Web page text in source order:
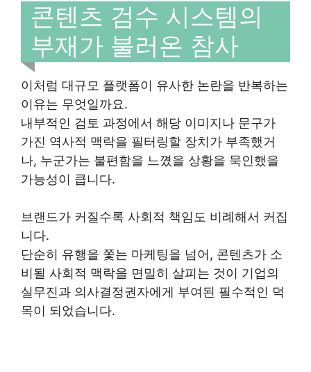
콘텐츠 검수 시스템의
부재가 불러온 참사
이처럼 대규모 플랫폼이 유사한 논란을 반복하는
이유는 무엇일까요.
내부적인 검토 과정에서 해당 이미지나 문구가
가진 역사적 맥락을 필터링할 장치가 부족했거
나, 누군가는 불편함을 느꼈을 상황을 묵인했을
가능성이 큽니다.
브랜드가 커질수록 사회적 책임도 비례해서 커집
니다.
단순히 유행을 쫓는 마케팅을 넘어, 콘텐츠가 소
비될 사회적 맥락을 면밀히 살피는 것이 기업의
실무진과 의사결정권자에게 부여된 필수적인 덕
목이 되었습니다.